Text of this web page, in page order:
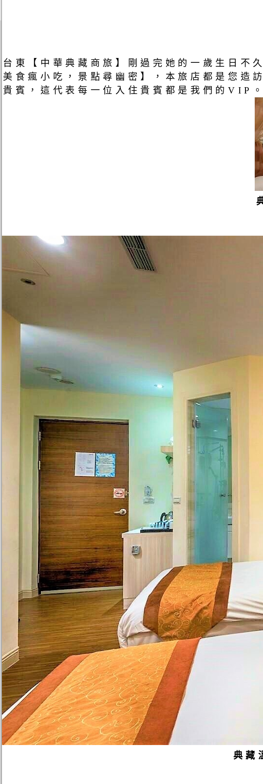
台東【中華典藏商旅】剛過完她的一歲生日不
美食瘋小吃，景點尋幽密】，本旅店都是您造
貴賓，這代表每一位入住貴賓都是我們的VIP。
典藏